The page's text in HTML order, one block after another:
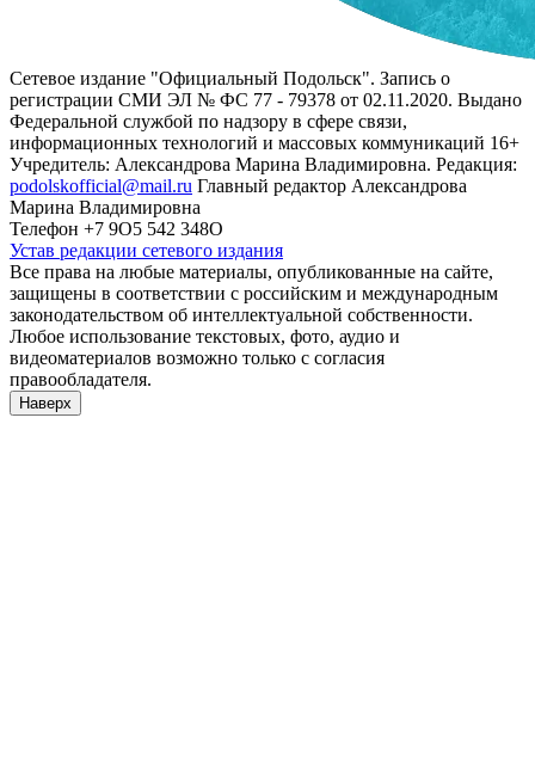
Сетевое издание "Официальный Подольск". Запись о
регистрации СМИ ЭЛ № ФС 77 - 79378 от 02.11.2020. Выдано
Федеральной службой по надзору в сфере связи,
информационных технологий и массовых коммуникаций 16+
Учредитель: Александрова Марина Владимировна. Редакция:
podolskofficial@mail.ru Главный редактор Александрова
Марина Владимировна
Телефон +7 9О5 542 348О
Устав редакции сетевого издания
Все права на любые материалы, опубликованные на сайте,
защищены в соответствии с российским и международным
законодательством об интеллектуальной собственности.
Любое использование текстовых, фото, аудио и
видеоматериалов возможно только с согласия
правообладателя.
Наверх